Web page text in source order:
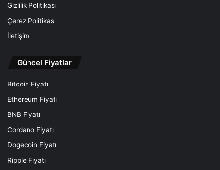
Gizlilik Politikası
Çerez Politikası
İletişim
Güncel Fiyatlar
Bitcoin Fiyatı
Ethereum Fiyatı
BNB Fiyatı
Cordano Fiyatı
Dogecoin Fiyatı
Ripple Fiyatı